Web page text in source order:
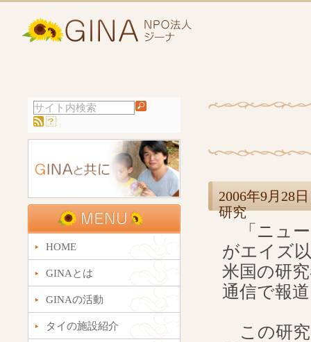
2006年9月28
研究
「ニュー
がエイズ
米国の研
通信で報
この研究
HOME
GINAとは
GINAの活動
タイの施設紹介